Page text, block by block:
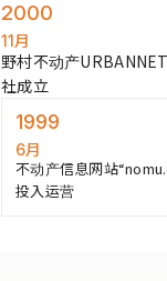
2000
11月
野村不动产
社成立
1999
6月
不动产信息网站
投入运营